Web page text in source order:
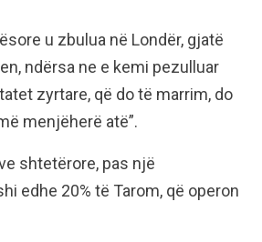
u zbulua në Londër, gjatë
ndërsa ne e kemi pezulluar
zyrtare, që do të marrim, do
menjëherë atë”.
shtetërore, pas një
edhe 20% të Tarom, që operon